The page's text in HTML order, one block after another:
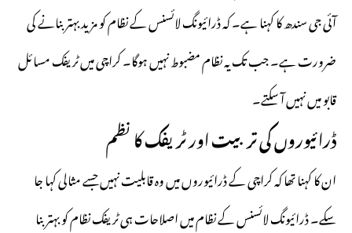
آئی جی سندھکا کہنا ہے۔ کہ ڈرائیونگ لائسنس کے نظام کو مزید بہتر بنانے کی
ضرورت ہے۔ جب تک یہ نظام مضبوط نہیں ہوگا۔ کراچی میں ٹریفک مسائل
قابو میں نہیں آ سکتے۔
ڈرائیوروں کی تربیت اور ٹریفک کا نظم
ان کا کہنا تھا کہ کراچی کے ڈرائیوروں میں وہ قابلیت نہیں جسے مثالی کہا جا
سکے۔ ڈرائیونگ لائسنس کے نظام میں اصلاحات ہی ٹریفک نظام کو بہتر بنا